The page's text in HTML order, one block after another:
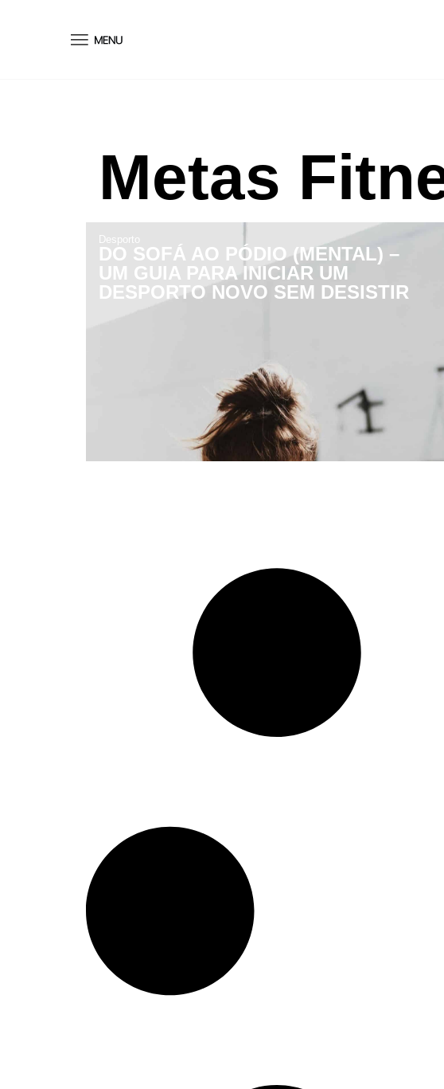
Metas
Desporto
DO SOFÁ AO PÓDIO (MENTAL) –
UM GUIA PARA INICIAR UM
DESPORTO NOVO SEM DESISTIR